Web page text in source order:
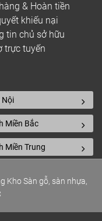
170.000
–
Hàn
Quốc
–
Nam
–
Quốc
& Hoàn tiền
khiếu nại
tin chủ sở hữu
trực tuyến
Nội
Miền Bắc
Miền Trung
Kho Sàn gỗ, sàn nhựa,